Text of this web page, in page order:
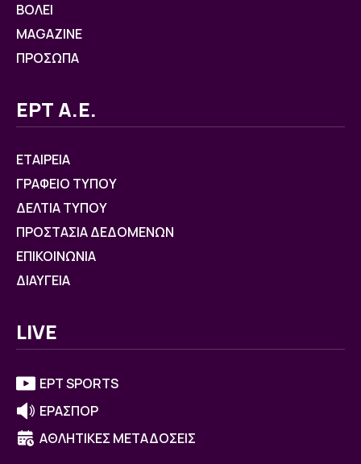
ΒOΛΕΙ
MAGAZINE
ΠΡΟΣΩΠΑ
ΕΡΤ Α.Ε.
ΕΤΑΙΡΕΙΑ
ΓΡΑΦΕΙΟ ΤΥΠΟΥ
ΔΕΛΤΙΑ ΤΥΠΟΥ
ΠΡΟΣΤΑΣΙΑ ΔΕΔΟΜΕΝΩΝ
ΕΠΙΚΟΙΝΩΝΙΑ
ΔΙΑΥΓΕΙΑ
LIVE
ΕΡΤ SPORTS
ΕΡΑΣΠΟΡ
ΑΘΛΗΤΙΚΕΣ ΜΕΤΑΔΟΣΕΙΣ